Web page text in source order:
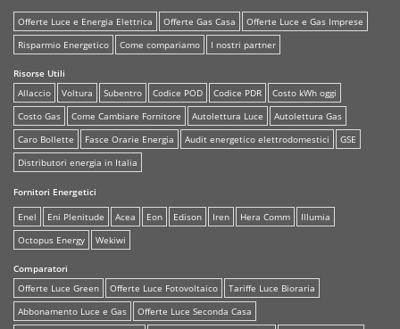
Offerte Luce e Energia Elettrica
Offerte Gas Casa
Offerte Luce e Gas Imprese
Risparmio Energetico
Come compariamo I nostri partner
Risorse Utili
Allaccio
Voltura Subentro Codice POD Codice PDR
Costo kWh oggi
Costo Gas
Come Cambiare Fornitore Autolettura Luce
Autolettura Gas
Caro Bollette
Fasce Orarie Energia Audit energetico elettrodomestici
GSE
Distributori energia in Italia
Fornitori Energetici
Enel
Eni Plenitude Acea Eon Edison Iren Hera Comm
Illumia
Octopus Energy
Wekiwi
Comparatori
Offerte Luce Green
Offerte Luce Fotovoltaico
Tariffe Luce Bioraria
Abbonamento Luce e Gas
Offerte Luce Seconda Casa